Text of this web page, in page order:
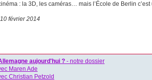
: la 3D, les caméras… mais l’École de Berlin
février 2014
aujourd'hui ? - notre dossier
Maren Ade
Christian Petzold